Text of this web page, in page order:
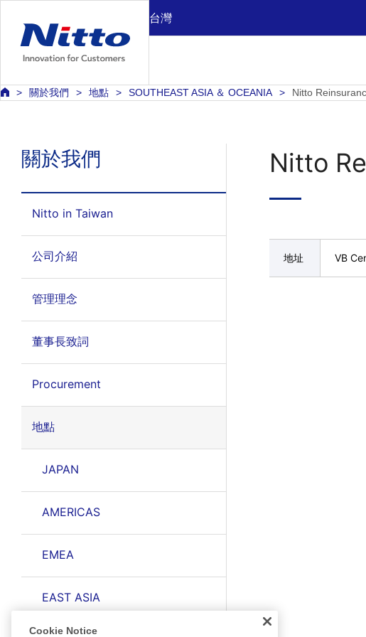
台灣
關於我們 地點 SOUTHEAST ASIA ＆ OCEANIA Nitto
關於我們
Nitto in Taiwan
公司介紹
管理理念
董事長致詞
Procurement
地點
JAPAN
AMERICAS
EMEA
EAST ASIA
Nitto
地址 VB
Cookie Notice